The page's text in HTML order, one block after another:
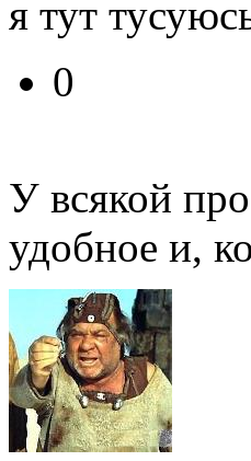
я тут
0
У всякой
удобное и,